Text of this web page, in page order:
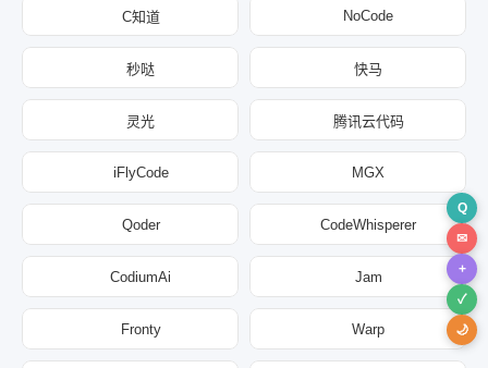
C知道 NoCode
秒哒 快马
灵光 腾讯云代码
iFlyCode MGX
Qoder CodeWhisperer
CodiumAi Jam
Fronty Warp
Q
✉
+
✓
🌙